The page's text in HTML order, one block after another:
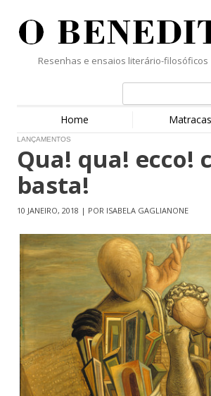
Resenhas e ensaios literário-filosóficos
Home Matracas
LANÇAMENTOS
Qua! qua! ecco!
basta!
10 JANEIRO, 2018 | POR ISABELA GAGLIANONE